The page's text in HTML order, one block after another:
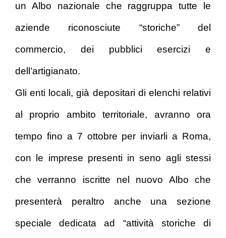
un Albo nazionale che raggruppa tutte le
aziende riconosciute “storiche” del
commercio, dei pubblici esercizi e
dell’artigianato.
Gli enti locali, già depositari di elenchi relativi
al proprio ambito territoriale, avranno ora
tempo fino a 7 ottobre per inviarli a Roma,
con le imprese presenti in seno agli stessi
che verranno iscritte nel nuovo Albo che
presenterà peraltro anche una sezione
speciale dedicata ad “attività storiche di